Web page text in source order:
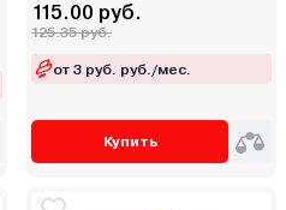
115.00 руб.
125.35 руб.
от 3 руб. руб./мес.
Купить